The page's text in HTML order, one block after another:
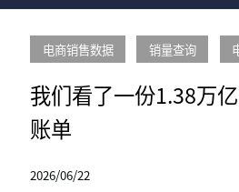
2026/06/22
我们看了一份1.38万
账单
电商销售数据 销量查询